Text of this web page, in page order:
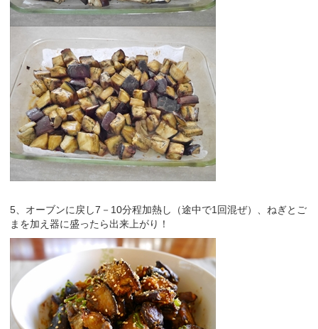
5、オーブンに戻し7－10分程加熱し（途中で1回混ぜ）、ねぎとご
まを加え器に盛ったら出来上がり！